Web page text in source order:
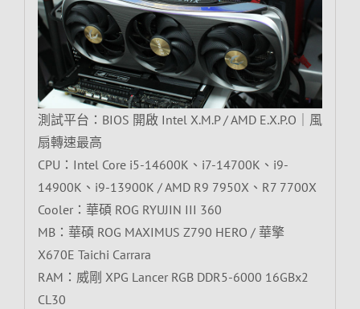
測試平台：BIOS 開啟 Intel X.M.P / AMD E.X.P.O｜風
扇轉速最高
CPU：Intel Core i5-14600K、i7-14700K、i9-
14900K、i9-13900K / AMD R9 7950X、R7 7700X
Cooler：華碩 ROG RYUJIN III 360
MB：華碩 ROG MAXIMUS Z790 HERO / 華擎
X670E Taichi Carrara
RAM：威剛 XPG Lancer RGB DDR5-6000 16GBx2
CL30